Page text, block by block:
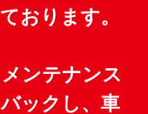
おります。
ンテナンス
ックし、車